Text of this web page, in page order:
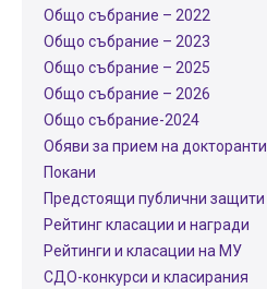
Общо събрание – 2022
Общо събрание – 2023
Общо събрание – 2025
Общо събрание – 2026
Общо събрание-2024
Обяви за прием на докторанти
Покани
Предстоящи публични защити
Рейтинг класации и награди
Рейтинги и класации на МУ
СДО-конкурси и класирания